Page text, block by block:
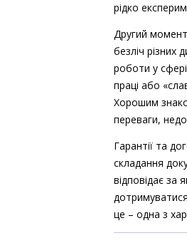
рідко
Другий
безліч різних
роботи у
праці або
Хорошим
переваги,
Гарантії та
складання
відповідає за
це – одна з